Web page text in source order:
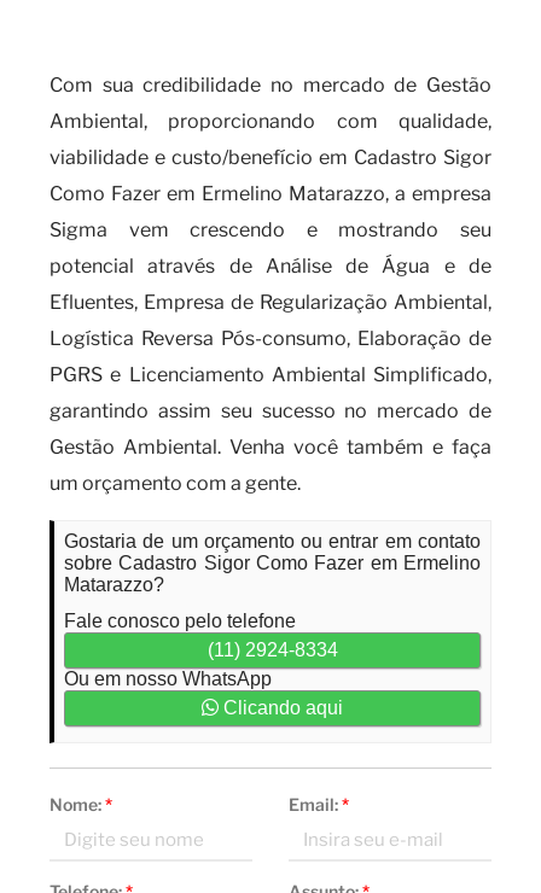
Com sua credibilidade no mercado de Gestão
Ambiental, proporcionando com qualidade,
viabilidade e custo/benefício em Cadastro Sigor
Como Fazer em Ermelino Matarazzo, a empresa
Sigma vem crescendo e mostrando seu
potencial através de Análise de Água e de
Efluentes, Empresa de Regularização Ambiental,
Logística Reversa Pós-consumo, Elaboração de
PGRS e Licenciamento Ambiental Simplificado,
garantindo assim seu sucesso no mercado de
Gestão Ambiental. Venha você também e faça
um orçamento com a gente.
Gostaria de um orçamento ou entrar em contato
sobre Cadastro Sigor Como Fazer em Ermelino
Matarazzo?
Fale conosco pelo telefone
(11) 2924-8334
Ou em nosso WhatsApp
Clicando aqui
Nome:* Email:*